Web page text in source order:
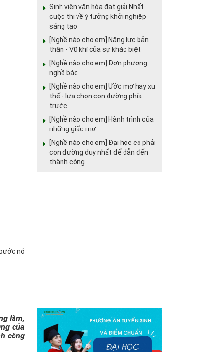
nó
làm,
của
công
Sinh viên văn hóa đạt giải Nhất
cuộc thi về ý tưởng khởi nghiệp
sáng tạo
[Nghề nào cho em] Năng lực bản
thân - Vũ khí của sự khác biệt
[Nghề nào cho em] Đơn phương
nghề báo
[Nghề nào cho em] Ước mơ hay xu
thế - lựa chọn con đường phía
trước
[Nghề nào cho em] Hành trình của
những giấc mơ
[Nghề nào cho em] Đại học có phải
con đường duy nhất để dẫn đến
thành công